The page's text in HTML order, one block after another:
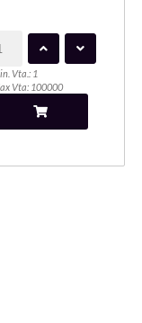
Vta.: 1
Vta: 100000